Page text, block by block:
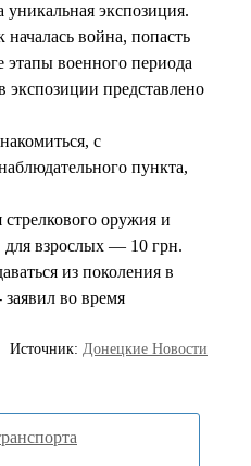
экспозиция.
война, попасть
военного периода
экспозиции представлено
с
пункта,
оружия и
для взрослых — 10 грн.
из поколения в
во время
Источник: Донецкие Новости